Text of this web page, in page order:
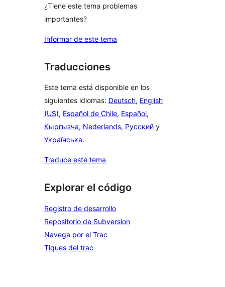
¿Tiene este tema problemas
importantes?
Informar de este tema
Traducciones
Este tema está disponible en los
siguientes idiomas: Deutsch, English
(US), Español de Chile, Español,
Кыргызча, Nederlands, Русский y
Українська.
Traduce este tema
Explorar el código
Registro de desarrollo
Repositorio de Subversion
Navega por el Trac
Tiques del trac